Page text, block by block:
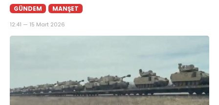
GÜNDEM MANŞET
12:41 — 15 Mart 2026